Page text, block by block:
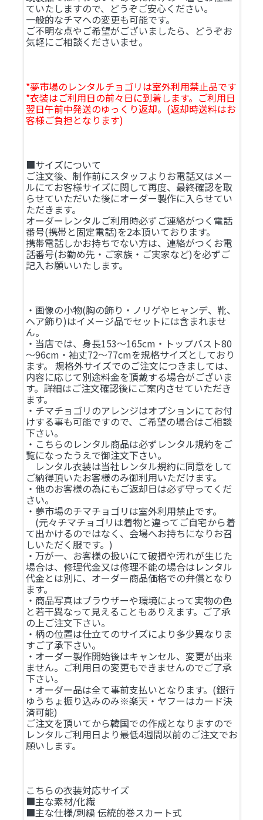
ていたしますので、どうぞご安心ください。
一般的なチマへの変更も可能です。
ご不明な点やご希望がございましたら、どうぞお
気軽にご相談くださいませ。
*夢市場のレンタルチョゴリは室外利用禁止品です
*衣装はご利用日の前々日に到着します。ご利用日
翌日午前中発送のゆっくり返却。(返却時送料はお
客様ご負担となります)
■サイズについて
ご注文後、制作前にスタッフよりお電話又はメー
ルにてお客様サイズに関して再度、最終確認を取
らせていただいた後にオーダー製作に入らせてい
ただきます。
オーダーレンタルご利用時必ずご連絡がつく電話
番号(携帯と固定電話)を2本頂いております。
携帯電話しかお持ちでない方は、連絡がつくお電
話番号(お勤め先・ご家族・ご実家など)を必ずご
記入お願いいたします。
・画像の小物(胸の飾り・ノリゲやヒャンデ、靴、
ヘア飾り)はイメージ品でセットには含まれませ
ん。
・当店では、身長153～165cm・トップバスト80
～96cm・袖丈72～77cmを規格サイズとしており
ます。 規格外サイズでのご注文につきましては、
内容に応じて別途料金を頂戴する場合がございま
す。詳細はご注文確認後にご案内させていただき
ます。
・チマチョゴリのアレンジはオプションにてお付
けする事も可能ですので、ご希望の場合はご相談
下さい。
・こちらのレンタル商品は必ずレンタル規約をご
覧になったうえで御注文下さい。
レンタル衣装は当社レンタル規約に同意をして
ご納得頂いたお客様のみ御利用いただけます。
・他のお客様の為にもご返却日は必ず守ってくだ
さい。
・夢市場のチマチョゴリは室外利用禁止です。
(元々チマチョゴリは着物と違ってご自宅から着
て出かけるのではなく、会場へお持ちになりお召
しいただく服です。)
・万が一、お客様の扱いにて破損や汚れが生じた
場合は、修理代金又は修理不能の場合はレンタル
代金とは別に、オーダー商品価格での弁償となり
ます。
・商品写真はブラウザーや環境によって実物の色
と若干異なって見えることもありえます。ご了承
の上ご注文下さい。
・柄の位置は仕立てのサイズにより多少異なりま
すご了承下さい。
・オーダー製作開始後はキャンセル、変更が出来
ません。ご利用日の変更もできませんのでご了承
下さい。
・オーダー品は全て事前支払いとなります。(銀行
ゆうちょ振り込みのみ※楽天・ヤフーはカード決
済可能)
ご注文を頂いてから韓国での作成となりますので
レンタルご利用日より最低4週間以前のご注文でお
願いします。
こちらの衣装対応サイズ
■主な素材/化繊
■主な仕様/刺繍 伝統的巻スカート式